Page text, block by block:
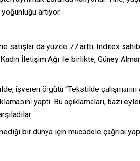
artıyor.
satışlar da yüzde 77 arttı. Inditex
İletişim Ağı ile birlikte, Güney
işveren örgütü “Tekstilde çalışmanın
yaptı. Bu açıklamaları, bazı
bir dünya için mücadele çağrısı